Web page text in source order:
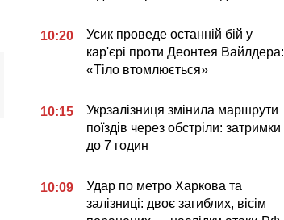
10:20
Усик проведе останній бій у
кар'єрі проти Деонтея Вайлдера:
«Тіло втомлюється»
10:15
Укрзалізниця змінила маршрути
поїздів через обстріли: затримки
до 7 годин
10:09
Удар по метро Харкова та
залізниці: двоє загиблих, вісім